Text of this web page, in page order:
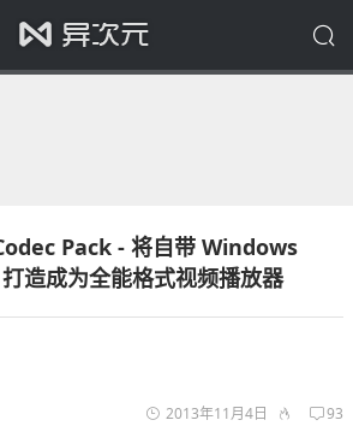
Pack - 将自带 Windows
造成为全能格式视频播放器
2013年11月4日 93